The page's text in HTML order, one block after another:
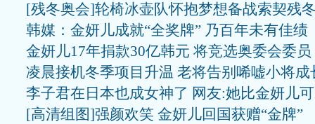
[残冬奥会]轮椅冰壶队怀抱梦想备战索契残
韩媒：金妍儿成就“全奖牌” 乃百年未有佳绩
金妍儿17年捐款30亿韩元 将竞选奥委会委员
凌晨接机冬季项目升温 老将告别唏嘘小将成
李子君在日本也成女神了 网友:她比金妍儿
[高清组图]强颜欢笑 金妍儿回国获赠“金牌”